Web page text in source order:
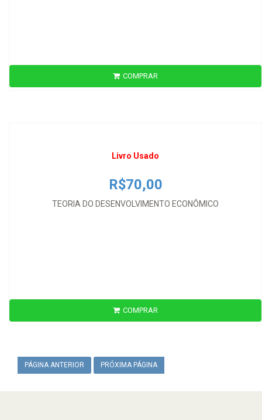
COMPRAR
Livro Usado
R$70,00
TEORIA DO DESENVOLVIMENTO ECONÔMICO
Livro Usado
R$70,00
COMPRAR
PÁGINA ANTERIOR PRÓXIMA PÁGINA